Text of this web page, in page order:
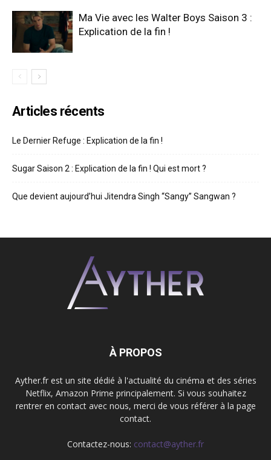
Ma Vie avec les Walter Boys Saison 3 :
Explication de la fin !
Articles récents
Le Dernier Refuge : Explication de la fin !
Sugar Saison 2 : Explication de la fin ! Qui est mort ?
Que devient aujourd’hui Jitendra Singh “Sangy” Sangwan ?
À PROPOS
Ayther.fr est un site dédié à l'actualité du cinéma et des séries
Netflix, Amazon Prime principalement. Si vous souhaitez
rentrer en contact avec nous, merci de vous référer à la page
contact.
Contactez-nous: contact@ayther.fr